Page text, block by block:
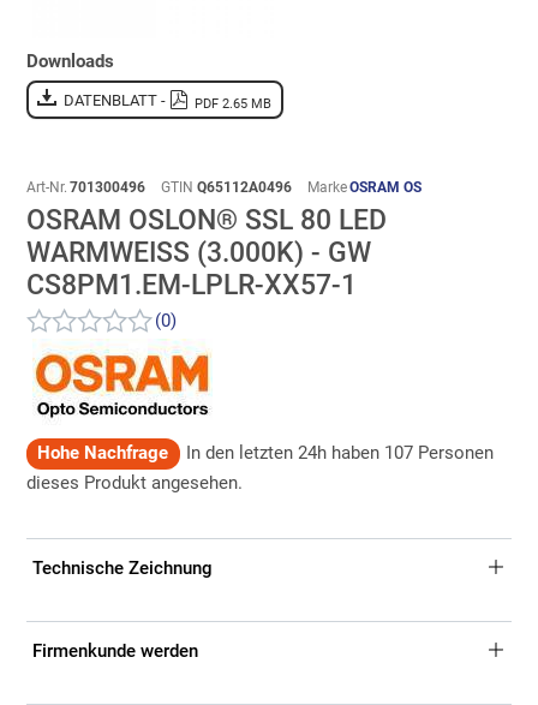
Downloads
DATENBLATT - PDF 2.65 MB
Art-Nr. 701300496 GTIN Q65112A0496 MarkeOSRAM OS
OSRAM OSLON® SSL 80 LED
WARMWEISS (3.000K) - GW C
S8PM1.EM-LPLR-XX57-1
(0)
Hohe Nachfrage
In den letzten 24h haben 107 Personen
dieses Produkt angesehen.
Technische Zeichnung
Firmenkunde werden